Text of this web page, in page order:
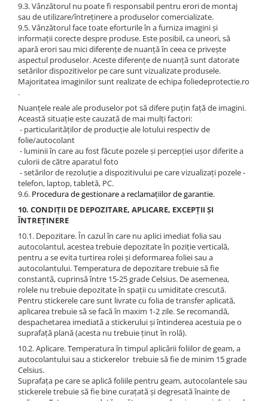
9.3. Vânzătorul nu poate fi responsabil pentru erori de montaj
sau de utilizare/întreținere a produselor comercializate.
9.5. Vânzătorul face toate eforturile în a furniza imagini şi
informaţii corecte despre produse. Este posibil, ca uneori, să
apară erori sau mici diferenţe de nuanţă în ceea ce priveşte
aspectul produselor. Aceste diferenţe de nuanţă sunt datorate
setărilor dispozitivelor pe care sunt vizualizate produsele.
Majoritatea imaginilor sunt realizate de echipa foliedeprotectie.ro
.
Nuanţele reale ale produselor pot să difere puţin faţă de imagini.
Această situaţie este cauzată de mai mulţi factori:
- particularităţilor de producţie ale lotului respectiv de
folie/autocolant
- luminii în care au fost făcute pozele şi percepţiei uşor diferite a
culorii de către aparatul foto
- setărilor de rezoluţie a dispozitivului pe care vizualizaţi pozele -
telefon, laptop, tabletă, PC.
9.6. Procedura de gestionare a reclamațiilor de garantie.
10. CONDIȚII DE DEPOZITARE, APLICARE, EXCEPȚII ȘI
ÎNTREȚINERE
10.1. Depozitare. În cazul în care nu aplici imediat folia sau
autocolantul, acestea trebuie depozitate în poziție verticală,
pentru a se evita turtirea rolei și deformarea foliei sau a
autocolantului. Temperatura de depozitare trebuie să fie
constantă, cuprinsă între 15-25 grade Celsius. De asemenea,
rolele nu trebuie depozitate în spații cu umiditate crescută.
Pentru stickerele care sunt livrate cu folia de transfer aplicată,
aplicarea trebuie să se facă în maxim 1-2 zile. Se recomandă,
despachetarea imediată a stickerului și întinderea acestuia pe o
suprafață plană (acesta nu trebuie ținut în rolă).
10.2. Aplicare. Temperatura în timpul aplicării foliilor de geam, a
autocolantului sau a stickerelor trebuie să fie de minim 15 grade
Celsius.
Suprafața pe care se aplică foliile pentru geam, autocolantele sau
stickerele trebuie să fie bine curațată și degresată înainte de